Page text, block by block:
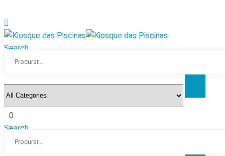
Search
0
Search